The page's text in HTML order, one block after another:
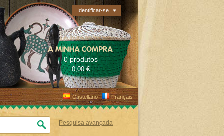
Castellano Français
A MINHA COMPRA
0 produtos
0,00 €
Pesquisa avançada
Identificar-se